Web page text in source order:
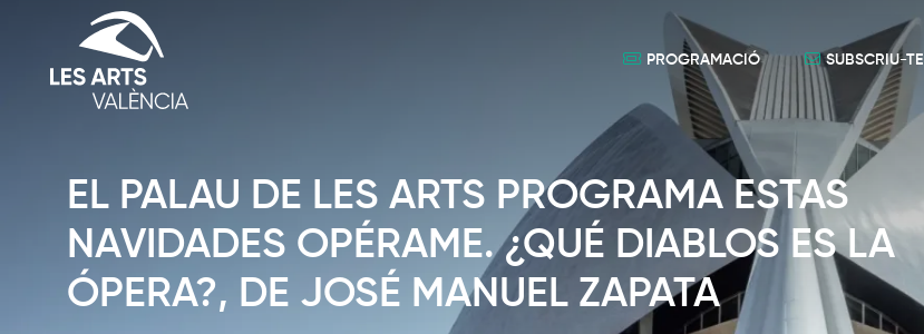
SUBSCRIU-TE
PROGRAMACIÓ
EL PALAU DE LES ARTS PROGRAMA ESTAS
NAVIDADES OPÉRAME. ¿QUÉ DIABLOS ES LA
ÓPERA?, DE JOSÉ MANUEL ZAPATA